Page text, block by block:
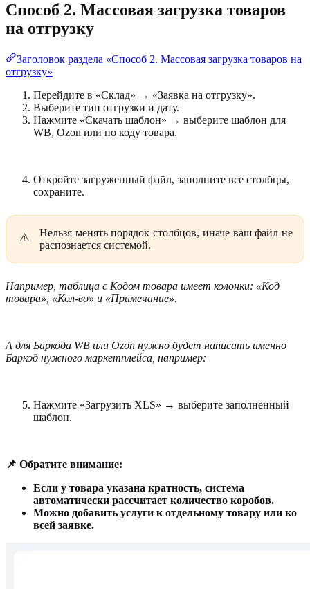
Способ 2. Массовая загрузка товаров
на отгрузку
Заголовок раздела «Способ 2. Массовая загрузка товаров на
отгрузку»
Перейдите в «Склад» → «Заявка на отгрузку».
Выберите тип отгрузки и дату.
Нажмите «Скачать шаблон» → выберите шаблон для
WB, Ozon или по коду товара.
Откройте загруженный файл, заполните все столбцы,
сохраните.
Нельзя менять порядок столбцов, иначе ваш файл не
распознается системой.
Например, таблица с Кодом товара имеет колонки: «Код
товара», «Кол-во» и «Примечание».
А для Баркода WB или Ozon нужно будет написать именно
Баркод нужного маркетплейса, например:
Нажмите «Загрузить XLS» → выберите заполненный
шаблон.
📌 Обратите внимание:
Если у товара указана кратность, система
автоматически рассчитает количество коробов.
Можно добавить услуги к отдельному товару или ко
всей заявке.